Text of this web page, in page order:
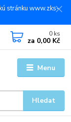
stránku www.zks-
Menu
Hledat
0 ks
za 0,00 Kč